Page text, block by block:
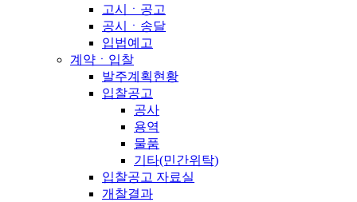
고시ㆍ공고
공시ㆍ송달
입법예고
계약ㆍ입찰
발주계획현황
입찰공고
공사
용역
물품
기타(민간위탁)
입찰공고 자료실
개찰결과